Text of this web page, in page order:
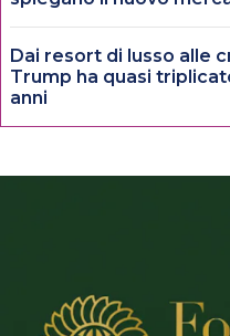
Dai resort di lusso alle
Trump ha quasi
anni